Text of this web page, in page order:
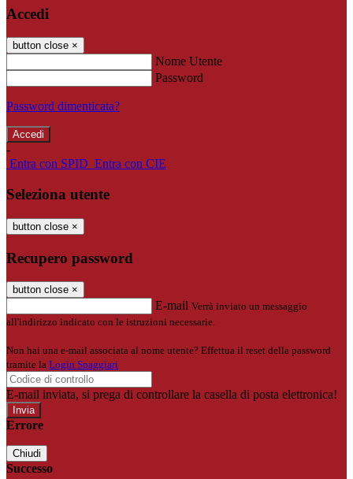
Accedi
button close ×
Nome Utente
Password
Password dimenticata?
-
Entra con SPID Entra con CIE
Seleziona utente
button close ×
Recupero password
button close ×
E-mail Verrà inviato un messaggio
all'indirizzo indicato con le istruzioni necessarie.
Non hai una e-mail associata al nome utente? Effettua il reset della password
tramite la Login Spaggiari
E-mail inviata, si prega di controllare la casella di posta elettronica!
Errore
Chiudi
Successo